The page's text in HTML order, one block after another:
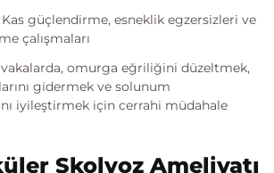
Kas güçlendirme, esneklik egzersizleri ve
çalışmaları
omurga eğriliğini düzeltmek,
gidermek ve solunum
iyileştirmek için cerrahi müdahale
Skolyoz Ameliyatı